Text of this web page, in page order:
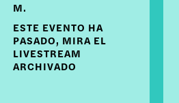
M.
ESTE EVENTO HA
PASADO, MIRA EL
LIVESTREAM
ARCHIVADO